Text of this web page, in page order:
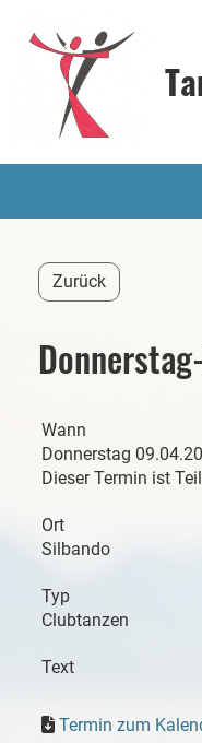
Zurück
Wann
Donnerstag
Dieser Termin ist
Ort
Silbando
Typ
Clubtanzen
Text
Termin zum